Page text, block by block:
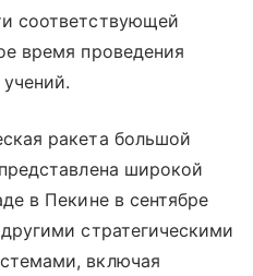
соответствующей
время проведения
ракета большой
широкой
в Пекине в сентябре
стратегическими
включая